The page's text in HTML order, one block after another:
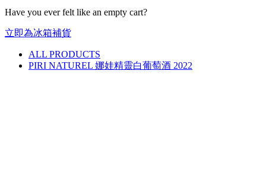
Have you ever felt like an empty cart?
立即為冰箱補貨
ALL PRODUCTS
PIRI NATUREL 娜娃精靈白葡萄酒 2022